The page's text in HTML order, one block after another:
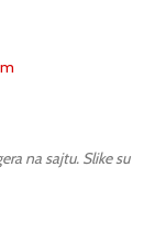
na sajtu. Slike su